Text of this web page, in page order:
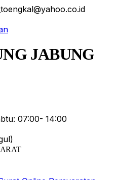
JABUNG
07:00- 14:00